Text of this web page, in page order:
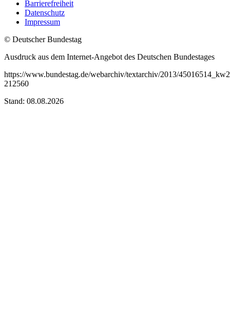
Barrierefreiheit
Datenschutz
Impressum
© Deutscher Bundestag
Ausdruck aus dem Internet-Angebot des Deutschen Bundestages
https://www.bundestag.de/webarchiv/textarchiv/2013/
212560
Stand: 08.08.2026